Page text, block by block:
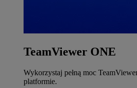
TeamViewer ONE
Wykorzystaj pełną moc
platformie.